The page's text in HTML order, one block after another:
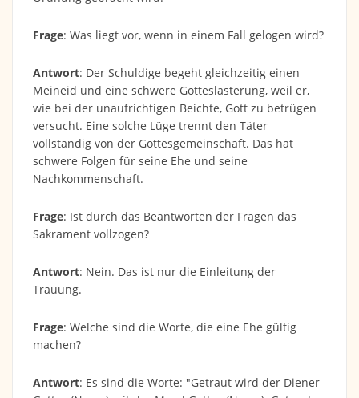
Frage: Was liegt vor, wenn in einem Fall gelogen wird?
Antwort: Der Schuldige begeht gleichzeitig einen
Meineid und eine schwere Gotteslästerung, weil er,
wie bei der unaufrichtigen Beichte, Gott zu betrügen
versucht. Eine solche Lüge trennt den Täter
vollständig von der Gottesgemeinschaft. Das hat
schwere Folgen für seine Ehe und seine
Nachkommenschaft.
Frage: Ist durch das Beantworten der Fragen das
Sakrament vollzogen?
Antwort: Nein. Das ist nur die Einleitung der
Trauung.
Frage: Welche sind die Worte, die eine Ehe gültig
machen?
Antwort: Es sind die Worte: "Getraut wird der Diener